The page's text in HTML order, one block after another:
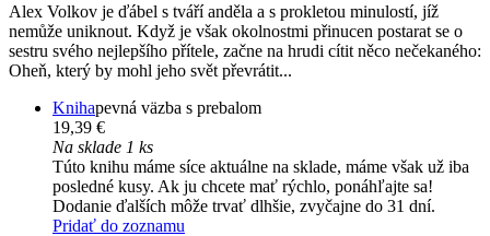
Alex Volkov je ďábel s tváří anděla a s prokletou minulostí, jíž
nemůže uniknout. Když je však okolnostmi přinucen postarat se o
sestru svého nejlepšího přítele, začne na hrudi cítit něco nečekaného:
Oheň, který by mohl jeho svět převrátit...
Knihapevná väzba s prebalom
19,39 €
Na sklade 1 ks
Túto knihu máme síce aktuálne na sklade, máme však už iba
posledné kusy. Ak ju chcete mať rýchlo, ponáhľajte sa!
Dodanie ďalších môže trvať dlhšie, zvyčajne do 31 dní.
Pridať do zoznamu